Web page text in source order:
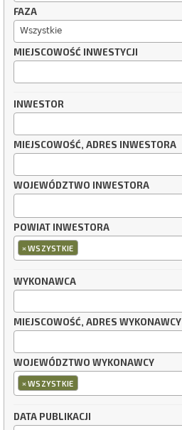
FAZA
Wszystkie
MIEJSCOWOŚĆ INWESTYCJI
INWESTOR
MIEJSCOWOŚĆ, ADRES INWESTORA
WOJEWÓDZTWO INWESTORA
POWIAT INWESTORA
×WSZYSTKIE
WYKONAWCA
MIEJSCOWOŚĆ, ADRES WYKONAWCY
WOJEWÓDZTWO WYKONAWCY
×WSZYSTKIE
DATA PUBLIKACJI